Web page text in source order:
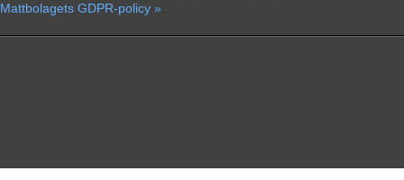
Mattbolagets GDPR-policy »